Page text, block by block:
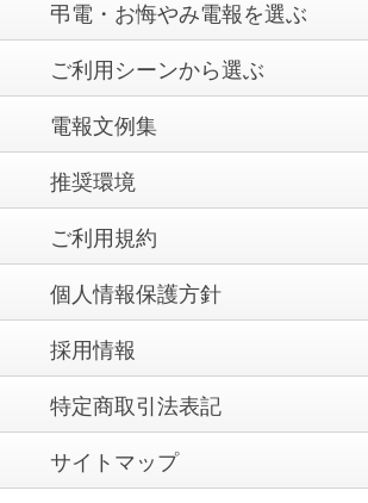
弔電・お悔やみ電報を選ぶ
ご利用シーンから選ぶ
電報文例集
推奨環境
ご利用規約
個人情報保護方針
採用情報
特定商取引法表記
サイトマップ